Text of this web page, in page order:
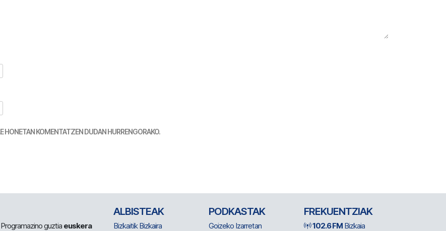
HONETAN KOMENTATZEN DUDAN HURRENGORAKO.
guztia euskera
ALBISTEAK
Bizkaitik Bizkaira
PODKASTAK
Goizeko Izarretan
FREKUENTZIAK
102.6 FM Bizkaia